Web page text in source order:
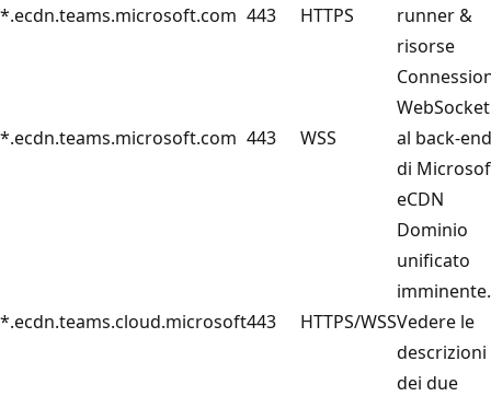
*.ecdn.teams.microsoft.com 443 HTTPS
runner &
risorse
*.ecdn.teams.microsoft.com 443 WSS
WebSocket
al back-end
di
eCDN
*.ecdn.teams.cloud.microsoft443 HTTPS/WSS
Dominio
unificato
imminente.
Vedere le
descrizioni
dei due